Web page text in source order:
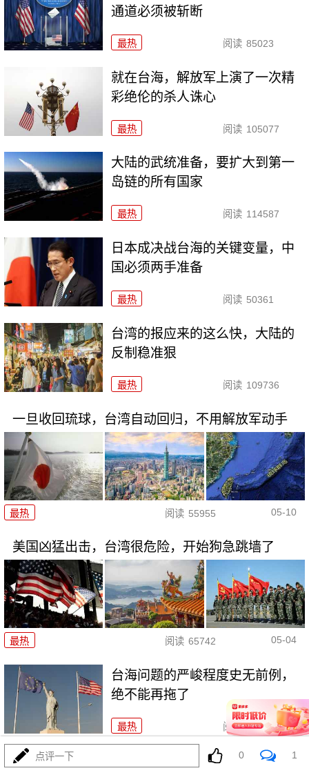
通道必须被斩断
最热 阅读 85023
就在台海，解放军上演了一次精
彩绝伦的杀人诛心
最热 阅读 105077
大陆的武统准备，要扩大到第一
岛链的所有国家
最热 阅读 114587
日本成决战台海的关键变量，中
国必须两手准备
最热 阅读 50361
台湾的报应来的这么快，大陆的
反制稳准狠
最热 阅读 109736
一旦收回琉球，台湾自动回归，不用解放军动手
最热 阅读 55955 05-10
美国凶猛出击，台湾很危险，开始狗急跳墙了
最热 阅读 65742 05-04
台海问题的严峻程度史无前例，
绝不能再拖了
最热 阅读 69429
美军200名军官进驻台湾，武统时机提前降临
点评一下 0 1